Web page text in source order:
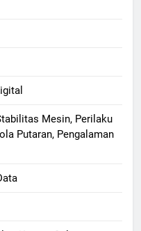
Mesin, Perilaku
Putaran, Pengalaman